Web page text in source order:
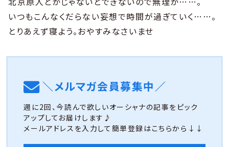
いつもこんなくだらない妄想で時間が過ぎていく……。
とりあえず寝よう。おやすみなさいませ
＼メルマガ会員募集中／
週に2回、今読んで欲しいオーシャナの記事をピック
アップしてお届けします♪
メールアドレスを入力して簡単登録はこちらから↓↓